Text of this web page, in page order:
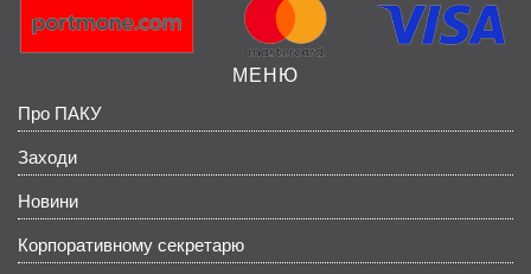
МЕНЮ
Про ПАКУ
Заходи
Новини
Корпоративному секретарю